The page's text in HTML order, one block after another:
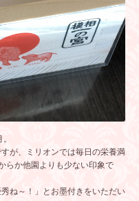
が、ミリオンでは毎日の栄養満
らか他園よりも少ない印象で
ね～！」とお墨付きをいただい